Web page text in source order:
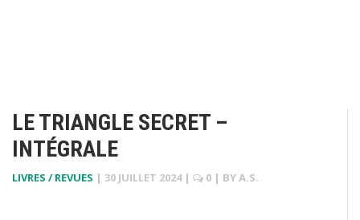
LE TRIANGLE SECRET –
INTÉGRALE
LIVRES / REVUES | 30 JUILLET 2024 | 0 | BYA.S.